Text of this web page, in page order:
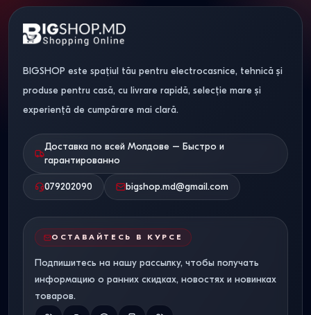
BIGSHOP este spațiul tău pentru electrocasnice, tehnică și
produse pentru casă, cu livrare rapidă, selecție mare și
experiență de cumpărare mai clară.
Доставка по всей Молдове – Быстро и
гарантированно
079202090 bigshop.md@gmail.com
ОСТАВАЙТЕСЬ В КУРСЕ
Подпишитесь на нашу рассылку, чтобы получать
информацию о ранних скидках, новостях и новинках
товаров.